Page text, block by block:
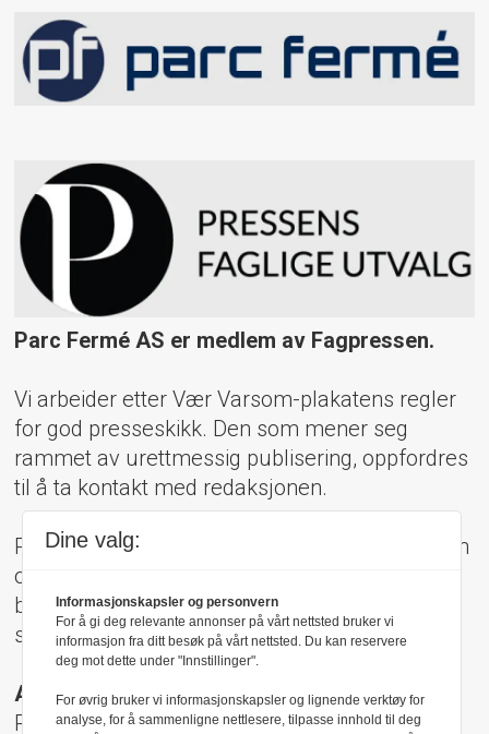
Parc Fermé AS er medlem av Fagpressen.
Vi arbeider etter Vær Varsom-plakatens regler
for god presseskikk. Den som mener seg
rammet av urettmessig publisering, oppfordres
til å ta kontakt med redaksjonen.
Pressens Faglige Utvalg (PFU) er et klageorgan
oppnevnt av Norsk Presseforbund som
behandler klager mot mediene i presseetiske
spørsmål.
Adresse:
Rådhusgt 17, 0158 Oslo
Dine valg:
Informasjonskapsler og personvern
For å gi deg relevante annonser på vårt nettsted bruker vi
informasjon fra ditt besøk på vårt nettsted. Du kan reservere
deg mot dette under "Innstillinger".
For øvrig bruker vi informasjonskapsler og lignende verktøy for
analyse, for å sammenligne nettlesere, tilpasse innhold til deg